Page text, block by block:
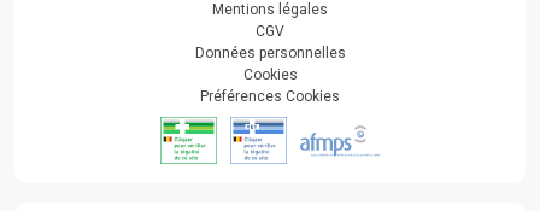
Mentions légales
CGV
Données personnelles
Cookies
Préférences Cookies